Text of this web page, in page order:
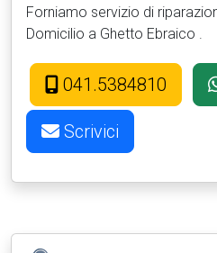
Forniamo servizio di
Domicilio a Ghetto Ebraico .
041.5384810
Scrivici